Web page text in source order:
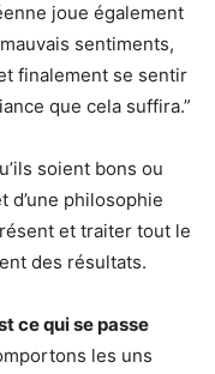
joue également
sentiments,
finalement se sentir
que cela suffira.”
soient bons ou
d’une philosophie
et traiter tout le
des résultats.
ce qui se passe
les uns